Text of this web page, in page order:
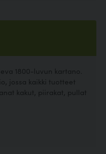
1800-luvun kartano.
jossa kaikki tuotteet
kakut, piirakat, pullat